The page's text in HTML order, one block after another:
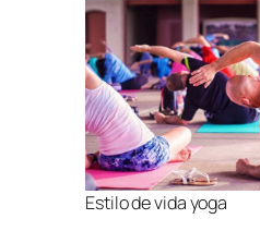
Estilo de vida yoga